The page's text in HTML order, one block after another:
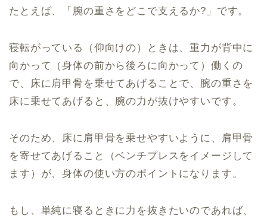
たとえば、「腕の重さをどこで支えるか?」です。
寝転がっている（仰向けの）ときは、重力が背中に
向かって（身体の前から後ろに向かって）働くの
で、床に肩甲骨を乗せてあげることで、腕の重さを
床に乗せてあげると、腕の力が抜けやすいです。
そのため、床に肩甲骨を乗せやすいように、肩甲骨
を寄せてあげること（ベンチプレスをイメージして
ます）が、身体の使い方のポイントになります。
もし、単純に寝るときに力を抜きたいのであれば、